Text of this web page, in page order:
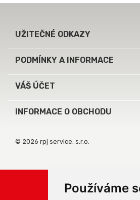
Používáme
UŽITEČNÉ ODKAZY
PODMÍNKY A INFORMACE
VÁŠ ÚČET
INFORMACE O OBCHODU
© 2026 rpj service, s.r.o.